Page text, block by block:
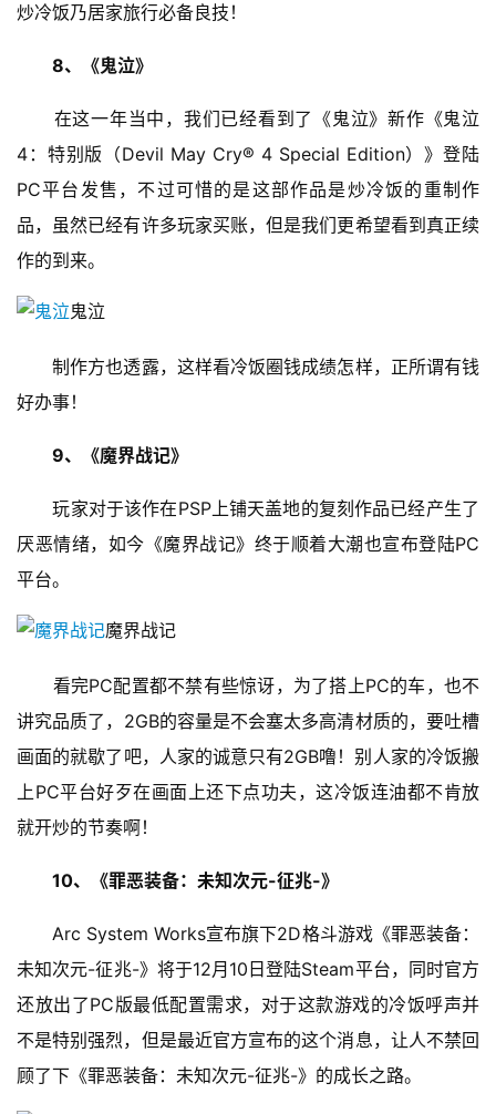
炒冷饭乃居家旅行必备良技！
8、《鬼泣》
在这一年当中，我们已经看到了《鬼泣》新作《鬼泣
4：特别版（Devil May Cry® 4 Special Edition）》登陆
PC平台发售，不过可惜的是这部作品是炒冷饭的重制作
品，虽然已经有许多玩家买账，但是我们更希望看到真正续
作的到来。
鬼泣
制作方也透露，这样看冷饭圈钱成绩怎样，正所谓有钱
好办事！
9、《魔界战记》
玩家对于该作在PSP上铺天盖地的复刻作品已经产生了
厌恶情绪，如今《魔界战记》终于顺着大潮也宣布登陆PC
平台。
魔界战记
看完PC配置都不禁有些惊讶，为了搭上PC的车，也不
讲究品质了，2GB的容量是不会塞太多高清材质的，要吐槽
画面的就歇了吧，人家的诚意只有2GB噜！别人家的冷饭搬
上PC平台好歹在画面上还下点功夫，这冷饭连油都不肯放
就开炒的节奏啊！
10、《罪恶装备：未知次元-征兆-》
Arc System Works宣布旗下2D格斗游戏《罪恶装备：
未知次元-征兆-》将于12月10日登陆Steam平台，同时官方
还放出了PC版最低配置需求，对于这款游戏的冷饭呼声并
不是特别强烈，但是最近官方宣布的这个消息，让人不禁回
顾了下《罪恶装备：未知次元-征兆-》的成长之路。